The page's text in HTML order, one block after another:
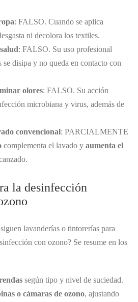
: FALSO. Cuando se aplica
ni decolora los textiles.
: FALSO. Su uso profesional
se disipa y no queda en contacto con
olores: FALSO. Su acción
microbiana y virus, además de
convencional: PARCIALMENTE
complementa el lavado y aumenta el
la desinfección
lavanderías o tintorerías para
con ozono? Se resume en los
según tipo y nivel de suciedad.
o cámaras de ozono, ajustando